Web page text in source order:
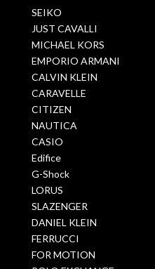
SEIKO
JUST CAVALLI
MICHAEL KORS
EMPORIO ARMANI
CALVIN KLEIN
CARAVELLE
CITIZEN
NAUTICA
CASIO
Edifice
G-Shock
LORUS
SLAZENGER
DANIEL KLEIN
FERRUCCI
FOR MOTION